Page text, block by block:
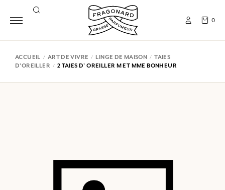
0
ACCUEIL ART DE VIVRE LINGE DE MAISON
TAIES
D'OREILLER
2 TAIES D' OREILLER M ET MME BONHEUR